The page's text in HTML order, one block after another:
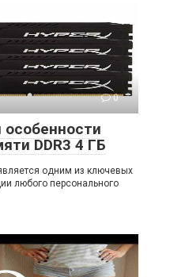
0
DDR3 4 ГБ
одним из ключевых
любого персонального